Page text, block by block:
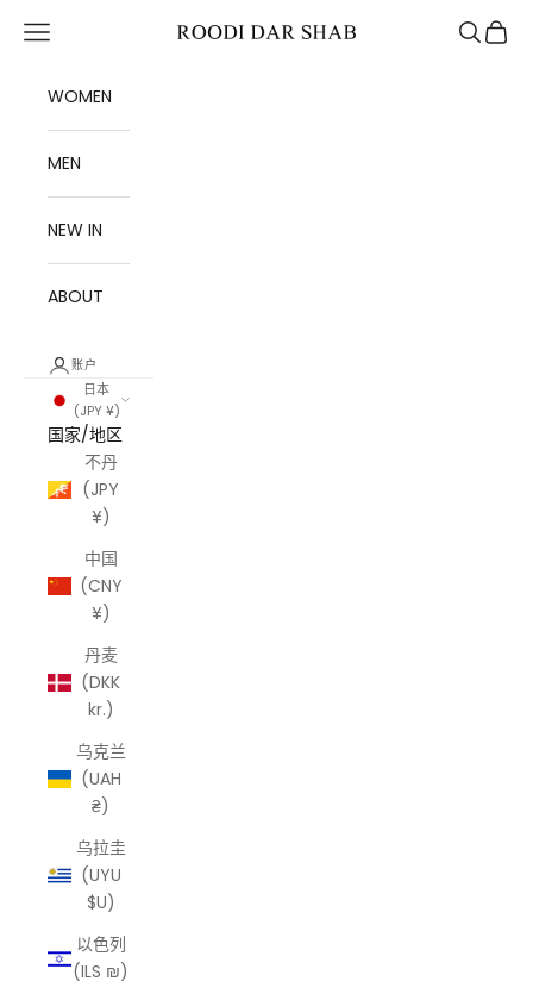
Roodi Dar Shab
打开导航菜单 打开搜索
打开
WOMEN
MEN
NEW IN
ABOUT
账户
日本
(JPY ¥)
国家/地区
不丹
(JPY
¥)
中国
(CNY
¥)
丹麦
(DKK
kr.)
乌克兰
(UAH
₴)
乌拉圭
(UYU
$U)
以色列
(ILS ₪)